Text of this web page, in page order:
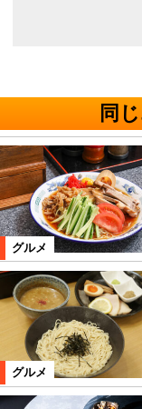
同
グルメ
グルメ